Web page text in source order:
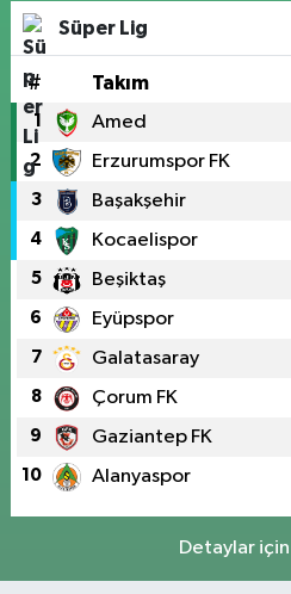
Süper Lig
# Takım
1 Amed
2 Erzurumspor FK
3 Başakşehir
4 Kocaelispor
5 Beşiktaş
6 Eyüpspor
7 Galatasaray
8 Çorum FK
9 Gaziantep FK
10 Alanyaspor
Detaylar için